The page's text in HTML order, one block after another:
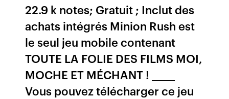
22.9 k notes; Gratuit ; Inclut des
achats intégrés Minion Rush est
le seul jeu mobile contenant
TOUTE LA FOLIE DES FILMS MOI,
MOCHE ET MÉCHANT ! _____
Vous pouvez télécharger ce jeu